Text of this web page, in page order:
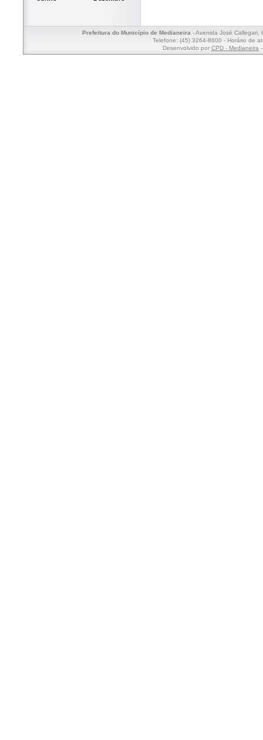
Prefeitura do Município de Medianeira- Avenida José Callegari,
Telefone: (45) 3264-8600 - Horário de
Desenvolvido por CPD - Medianeira-